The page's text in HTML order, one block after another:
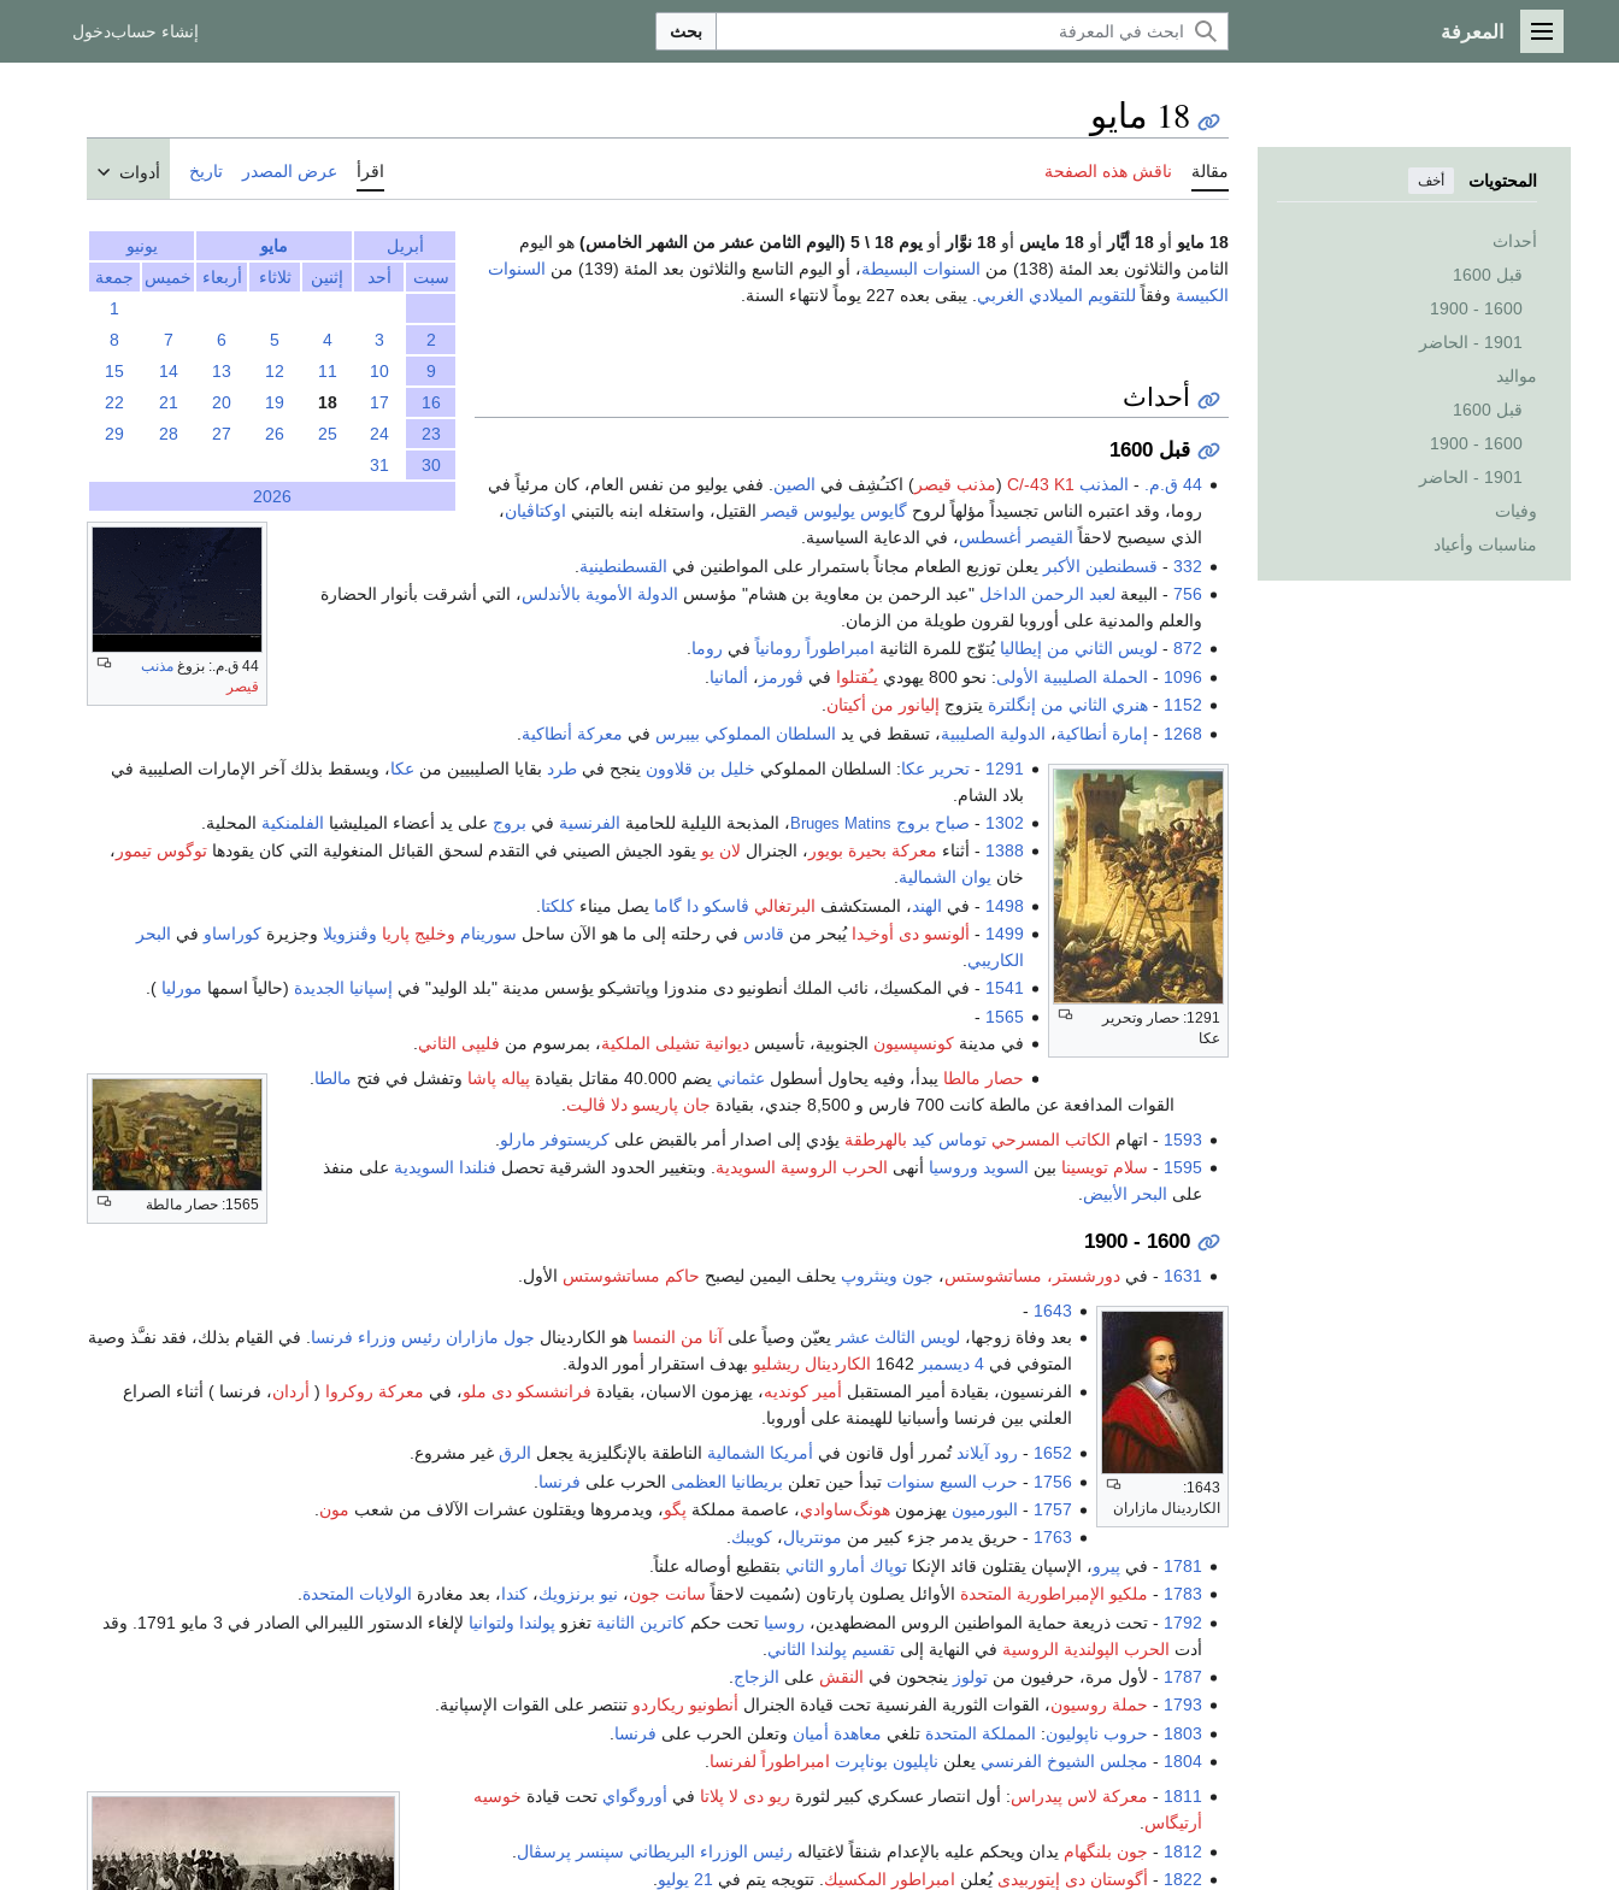
القائمة الرئيسية
المعرفة بحث إنشاء حسابدخول
المحتويات أخف
أحداث
قبل 1600
1600 - 1900
1901 - الحاضر
مواليد
قبل 1600
1600 - 1900
1901 - الحاضر
وفيات
مناسبات وأعياد
18 مايو
مقالة ناقش هذه الصفحة اقرأ عرض المصدر تاريخ أدوات
أبريل مايو
يونيو
سبت
أحد إثنين ثلاثاء أربعاء خميس
جمعة
1
2
3
4
5
6
7
8
9
10
11
12
13
14
15
16
17
18
19
20
21
22
23
24
25
26
27
28
29
30
31
2026
18 مايو أو 18 أيَّار أو 18 مايس أو 18 نوَّار أو يوم 18 \ 5 (اليوم الثامن عشر من الشهر الخامس)
هو اليوم
الثامن والثلاثون بعد المئة (138) من
السنوات البسيطة، أو اليوم التاسع والثلاثون بعد المئة (139) من
السنوات
الكبيسة وفقاً للتقويم الميلادي الغربي . يبقى بعده 227 يوماً لانتهاء السنة.
أحداث
قبل 1600
44 ق.م.: بزوغ
مذنب
قيصر
44 ق.م. - المذنب C/-43 K1
(مذنب قيصر) اكتـُشِف في الصين . ففي يوليو من نفس العام، كان مرئياً في
روما، وقد اعتبره الناس تجسيداً مؤلهاً لروحگايوس يوليوس قيصر القتيل، واستغله ابنه بالتبني اوكتاڤيان،
الذي سيصبح لاحقاً القيصر أغسطس، في الدعاية السياسية.
332
- قسطنطين الأكبر يعلن توزيع الطعام مجاناً باستمرار على المواطنين في القسطنطينية
756 - البيعة لعبد الرحمن الداخل "عبد الرحمن بن معاوية بن هشام" مؤسس الدولة الأموية بالأندلس، التي أشرقت بأنوار الحضارة
والعلم والمدنية على أوروبا لقرون طويلة من الزمان.
872
- لويس الثاني من إيطاليا يُتوّج للمرة الثانية امبراطوراً رومانياً في روما.
1096
- الحملة الصليبية الأولى: نحو 800 يهودي يـُقتلوا في ڤورمز ، ألمانيا
1152
-هنري الثاني من إنگلترة يتزوج إليانور من أكيتان
1268
- إمارة أنطاكية، الدولية الصليبية، تسقط في يد السلطان المملوكي بيبرس في معركة أنطاكية
1291: حصار وتحرير
عكا
1291
- تحرير عكا: السلطان المملوكي خليل بن قلاوون ينجح في طرد بقايا الصليبيين من عكا، ويسقط بذلك آخر الإمارات الصليبية في
بلاد الشام.
1302
- صباح بروج Bruges Matins ، المذبحة الليلية للحامية الفرنسية في بروج على يد أعضاء الميليشيا الفلمنكية المحلية.
1388 - أثناء معركة بحيرة بويور ، الجنرال لان يو يقود الجيش الصيني في التقدم لسحق القبائل المنغولية التي كان يقودها توگوس تيمور ،
خان يوان الشمالية.
1498 - في الهند، المستكشف البرتغالي ڤاسكو دا گاما يصل ميناء كلكتا
1499
- ألونسو دى أوخـِدا يُبحر من قادس في رحلته إلى ما هو الآن ساحل سورينام وخليج پاريا وڤنزويلاوجزيرة كوراساو في البحر
الكاريبي
1541 - في المكسيك، نائب الملك أنطونيو دى مندوزا وپاتشـِكو يؤسس مدينة "بلد الوليد" في إسپانيا الجديدة (حالياً اسمها مورليا ).
1565
-
في مدينة كونسپسيون الجنوبية، تأسيس ديوانية تشيلى الملكية، بمرسوم من فليپى الثاني
1565: حصار مالطة
حصار مالطا يبدأ، وفيه يحاول أسطول عثماني يضم 40.000 مقاتل بقيادة پياله پاشا وتفشل في فتح مالطا
القوات المدافعة عن مالطة كانت 700 فارس و 8,500 جندي، بقيادة
جان پاريسو دلا ڤالـِت
1593 - اتهام الكاتب المسرحي توماس كيد بالهرطقة يؤدي إلى اصدار أمر بالقبض علىكريستوفر مارلو
1595
- سلام تويسينا بين السويد وروسيا أنهى الحرب الروسية السويدية. وبتغيير الحدود الشرقية تحصل فنلندا السويدية على منفذ
على البحر الأبيض.
1600 - 1900
1631 - فيدورشستر، مساتشوستس، جون وينثروپ يحلف اليمين ليصبح حاكم مساتشوستس الأول.
1643:
الكاردينال مازاران
1643
-
بعد وفاة زوجها، لويس الثالث عشر يعيّن وصياً على آنا من النمسا هو الكاردينال جول مازاران رئيس وزراء فرنسا . في القيام بذلك، فقد نفـَّذ وصية
المتوفي في 4 ديسمبر الكاردينال ريشليو بهدف استقرار أمور الدولة.
الفرنسيون، بقيادة أمير المستقبل أمير كونديه، يهزمون الاسبان، بقيادة فرانشسكو دى ملو، في معركة روكروا ( أردان، فرنسا ) أثناء الصراع
العلني بين فرنسا وأسبانيا للهيمنة على أوروبا.
1652
- رود آيلاندتُمرر أول قانون في أمريكا الشمالية الناطقة بالإنگليزية يجعل الرقغير مشروع.
1756
- حرب السبع سنوات تبدأ حين تعلن بريطانيا العظمى الحرب على فرنسا
1757
- البورميون يهزمون هونگ‌ساوادي، عاصمة مملكة پگو، ويدمروها ويقتلون عشرات الآلاف من شعب مون
1763 - حريق يدمر جزء كبير من مونتريال، كويبك.
1781 - في پيرو، الإسپان يقتلون قائد الإنكاتوپاك أمارو الثاني بتقطيع أوصاله علناً.
1783
- ملكيو الإمبراطورية المتحدة الأوائل يصلون پارتاون (سُميت لاحقاً سانت جون، نيو برنزويك،كندا، بعد مغادرة الولايات المتحدة
1792 - تحت ذريعة حماية المواطنين الروس المضطهدين، روسيا تحت حكمكاترين الثانية تغزو پولندا ولتوانيا
لإلغاء الدستور الليبرالي الصادر في 3 مايو 1791. وقد
أدت الحرب الپولندية الروسية في النهاية إلىتقسيم پولندا الثاني
1787 - لأول مرة، حرفيون منتولوز ينجحون في النقش على الزجاج
1793
- حملة روسيون، القوات الثورية الفرنسية تحت قيادة الجنرال أنطونيو ريكاردو تنتصر على القوات الإسپانية.
1803
- حروب ناپوليون: المملكة المتحدة تلغي معاهدة أميان وتعلن الحرب على فرنسا
1804
- مجلس الشيوخ الفرنسي يعلن ناپليون بوناپرت امبراطوراً لفرنسا
1811
- معركة لاس پيدراس: أول انتصار عسكري كبير لثورة ريو دى لا پلاتا في أوروگواي تحت قيادة خوسيه
أرتيگاس
1812
- جون بلنگهام يدان ويحكم عليه بالإعدام شنقاً لاغتياله رئيس الوزراء البريطاني سپنسر پرسڤال
1822
- أگوستان دى إيتوربيدى يُعلن امبراطور المكسيك . تتويجه يتم في 21 يوليو